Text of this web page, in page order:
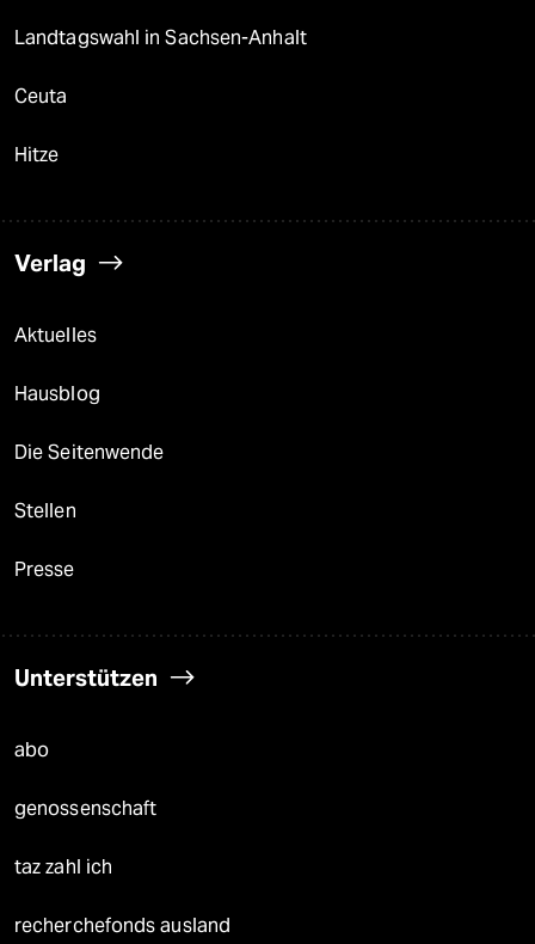
Landtagswahl in Sachsen-Anhalt
Ceuta
Hitze
Verlag
Aktuelles
Hausblog
Die Seitenwende
Stellen
Presse
Unterstützen
abo
genossenschaft
taz zahl ich
recherchefonds ausland